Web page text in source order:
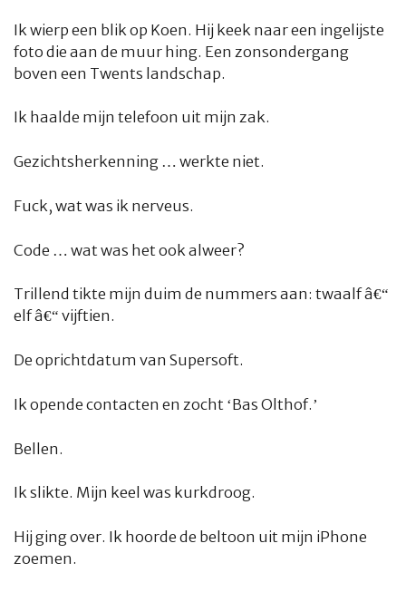
Ik wierp een blik op Koen. Hij keek naar een ingelijste
foto die aan de muur hing. Een zonsondergang
boven een Twents landschap.
Ik haalde mijn telefoon uit mijn zak.
Gezichtsherkenning … werkte niet.
Fuck, wat was ik nerveus.
Code … wat was het ook alweer?
Trillend tikte mijn duim de nummers aan: twaalf â€“
elf â€“ vijftien.
De oprichtdatum van Supersoft.
Ik opende contacten en zocht ‘Bas Olthof.’
Bellen.
Ik slikte. Mijn keel was kurkdroog.
Hij ging over. Ik hoorde de beltoon uit mijn iPhone
zoemen.